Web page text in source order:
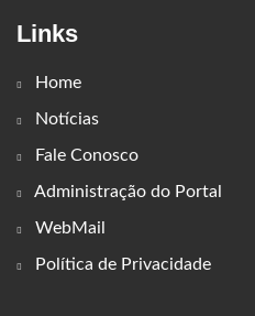
Links
Home
Notícias
Fale Conosco
Administração do Portal
WebMail
Política de Privacidade